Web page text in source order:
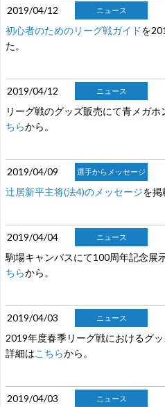
2019/04/12 ニュース
初心者のためのリーグ戦ガイドを
た。
2019/04/12 ニュース
リーグ戦のグッズ販売にて青メガ
ちらから。
2019/04/09 選手からメッセージ
辻居新平主将(法4)のメッセージを掲
2019/04/04 ニュース
駒場キャンパスにて100周年記念展
ちらから。
2019/04/03 ニュース
2019年度春季リーグ戦におけるグ
詳細はこちらから。
2019/04/03 ニュース